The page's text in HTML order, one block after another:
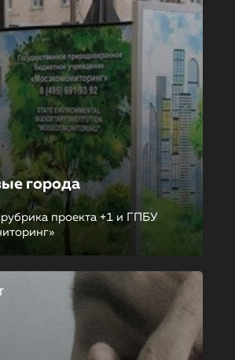
города
проекта +1 и ГПБУ